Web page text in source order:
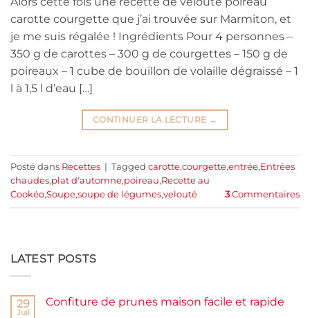
carotte courgette que j’ai trouvée sur Marmiton, et
je me suis régalée ! Ingrédients Pour 4 personnes –
350 g de carottes – 300 g de courgettes – 150 g de
poireaux – 1 cube de bouillon de volaille dégraissé – 1
l à 1,5 l d’eau […]
CONTINUER LA LECTURE →
Posté dans Recettes | Tagged carotte,courgette,entrée,Entrées
chaudes,plat d'automne,poireau,Recette au
Cookéo,Soupe,soupe de légumes,velouté 3Commentaires
LATEST POSTS
29
Juil
Confiture de prunes maison facile et rapide